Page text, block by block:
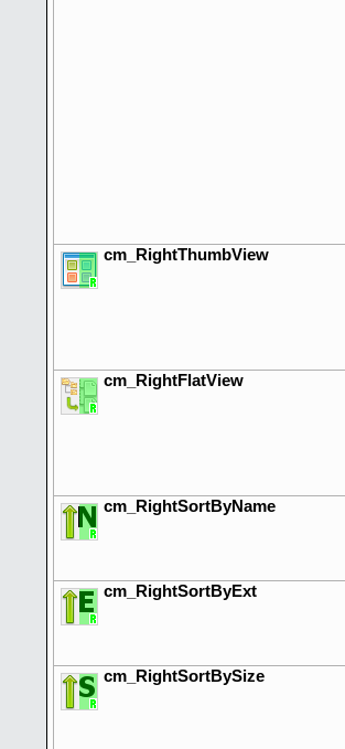
cm_RightThumbView
cm_RightFlatView
cm_RightSortByName
cm_RightSortByExt
cm_RightSortBySize